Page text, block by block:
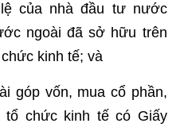
của nhà đầu tư nước
ngoài đã sở hữu trên
kinh tế; và
góp vốn, mua cổ phần,
tổ chức kinh tế có Giấy